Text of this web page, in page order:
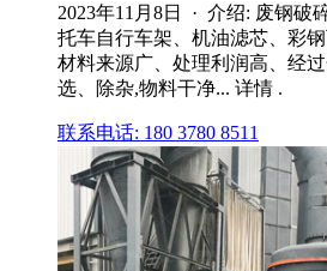
2023年11月8日 · 介绍: 废钢破
托车自行车架、机油滤芯、彩
材料来源广、处理利润高、经
选、除杂,物料干净... 详情 .
联系电话: 180 3780 8511